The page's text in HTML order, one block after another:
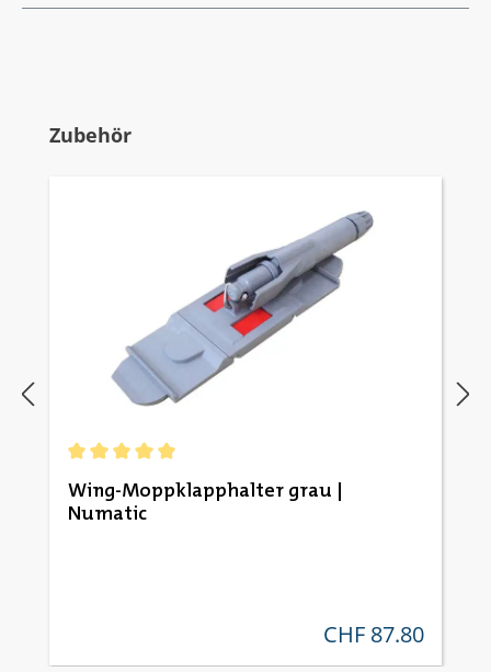
Produktgalerie überspringen
Zubehör
Wing-Moppklapphalter grau |
Numatic
regulärer preis:
CHF 87.80